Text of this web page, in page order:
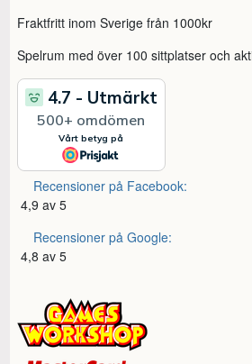
Fraktfritt inom Sverige från 1000kr
Spelrum med över 100 sittplatser och
Recensioner på Facebook:
4,9 av 5
Recensioner på Google:
4,8 av 5